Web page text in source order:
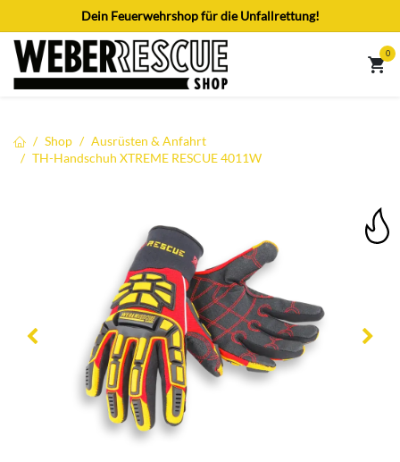
Zum Inhalt springenDein Feuerwehrshop für die Unfallrettung!
0
Shop
Ausrüsten & Anfahrt
TH-Handschuh XTREME RESCUE 4011W